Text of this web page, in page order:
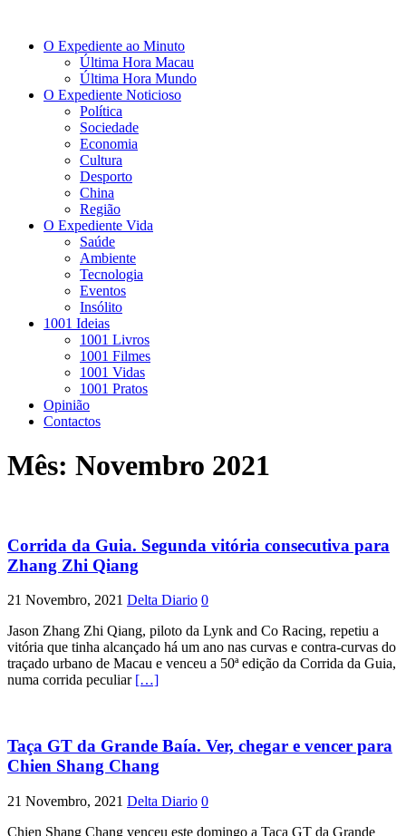
O Expediente ao Minuto
Última Hora Macau
Última Hora Mundo
O Expediente Noticioso
Política
Sociedade
Economia
Cultura
Desporto
China
Região
O Expediente Vida
Saúde
Ambiente
Tecnologia
Eventos
Insólito
1001 Ideias
1001 Livros
1001 Filmes
1001 Vidas
1001 Pratos
Opinião
Contactos
Mês: Novembro 2021
Corrida da Guia. Segunda vitória consecutiva para
Zhang Zhi Qiang
21 Novembro, 2021 Delta Diario 0
Jason Zhang Zhi Qiang, piloto da Lynk and Co Racing, repetiu a
vitória que tinha alcançado há um ano nas curvas e contra-curvas do
traçado urbano de Macau e venceu a 50ª edição da Corrida da Guia,
numa corrida peculiar […]
Taça GT da Grande Baía. Ver, chegar e vencer para
Chien Shang Chang
21 Novembro, 2021 Delta Diario 0
Chien Shang Chang venceu este domingo a Taça GT da Grande